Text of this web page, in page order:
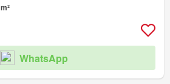
WhatsApp